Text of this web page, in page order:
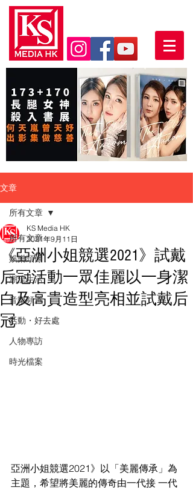
文章
所有文章
娛樂頭條
潮流生活
音樂頻道
活動・好去處
人物專訪
時光檔案
所有文章
《亞洲小姐競選2021》試戴
后冠活動一眾佳麗以一身潔
白及高貴造型亮相並試戴后
冠
KS Media HK
2021年9月11日
亞洲小姐競選2021》以「美麗傳承」為
主題，希望將美麗的傳奇由一代接 一代